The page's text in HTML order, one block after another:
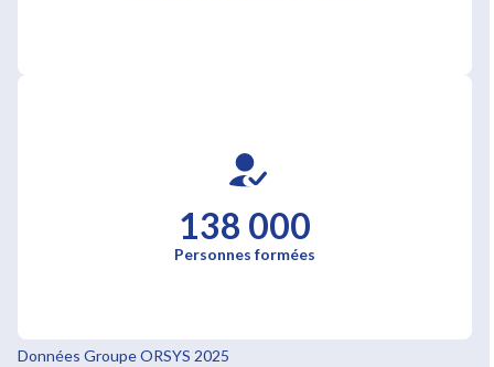
138 000
Personnes formées
Données Groupe ORSYS 2025